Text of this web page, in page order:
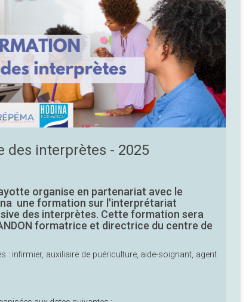
des interprètes - 2025
organise en partenariat avec le
une formation sur l'interprétariat
des interprètes. Cette formation sera
formatrice et directrice du centre de
: infirmier, auxiliaire de puériculture, aide-soignant, agent